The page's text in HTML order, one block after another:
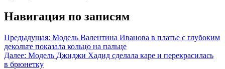
Навигация по записям
Предыдущая: Модель Валентина Иванова в платье с глубоким
декольте показала кольцо на пальце
Далее: Модель Джиджи Хадид сделала каре и перекрасилась
в брюнетку